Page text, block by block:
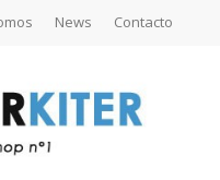
News Contacto